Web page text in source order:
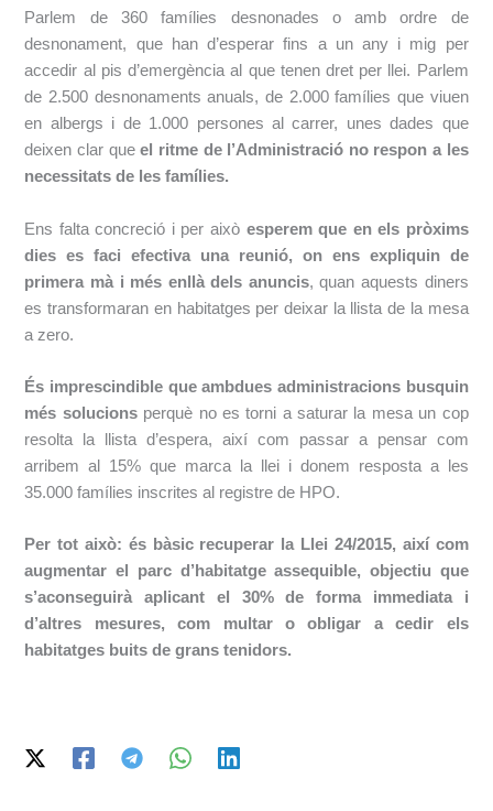
Parlem de 360 famílies desnonades o amb ordre de
desnonament, que han d’esperar fins a un any i mig per
accedir al pis d’emergència al que tenen dret per llei. Parlem
de 2.500 desnonaments anuals, de 2.000 famílies que viuen
en albergs i de 1.000 persones al carrer, unes dades que
deixen clar queel ritme de l’Administració no respon a les
necessitats de les famílies.
Ens falta concreció i per això esperem que en els pròxims
dies es faci efectiva una reunió, on ens expliquin de
primera mà i més enllà dels anuncis, quan aquests diners
es transformaran en habitatges per deixar la llista de la mesa
a zero.
És imprescindible que ambdues administracions busquin
més solucionsperquè no es torni a saturar la mesa un cop
resolta la llista d’espera, així com passar a pensar com
arribem al 15% que marca la llei i donem resposta a les
35.000 famílies inscrites al registre de HPO.
Per tot això: és bàsic recuperar la Llei 24/2015, així com
augmentar el parc d’habitatge assequible, objectiu que
s’aconseguirà aplicant el 30% de forma immediata i
d’altres mesures, com multar o obligar a cedir els
habitatges buits de grans tenidors.